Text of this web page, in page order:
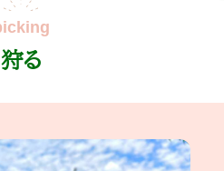
狩る